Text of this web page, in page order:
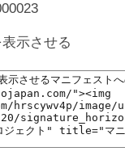
示させる